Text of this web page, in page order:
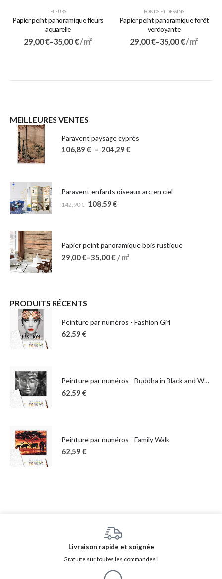
FLEURS
Papier peint panoramique fleurs
aquarelle
29,00€–35,00€/ m²
FONDS ET DESSINS
Papier peint panoramique forêt
verdoyante
29,00€–35,00€/ m²
MEILLEURES VENTES
Paravent paysage cyprès
106,89 € – 204,29 €
Paravent enfants oiseaux arc en ciel
142,90€ 108,59 €
Papier peint panoramique bois rustique
29,00€–35,00€ / m²
PRODUITS RÉCENTS
Peinture par numéros - Fashion Girl
62,59 €
Peinture par numéros - Buddha in Black and White
62,59 €
Peinture par numéros - Family Walk
62,59 €
Livraison rapide et soignée
Gratuite sur toutes les commandes !